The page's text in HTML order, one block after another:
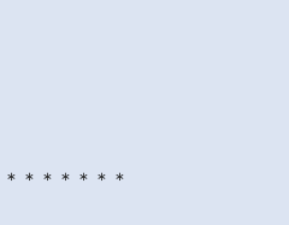
＊＊＊＊＊＊